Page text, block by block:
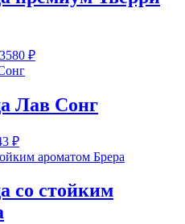
₽
Лав Сонг
₽
со стойким